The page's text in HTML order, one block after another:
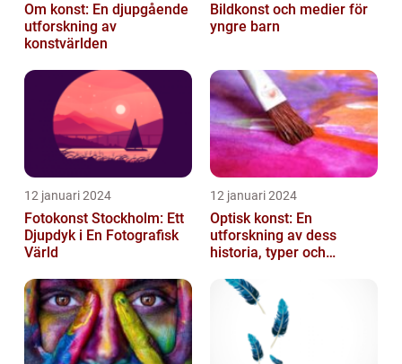
Om konst: En djupgående
utforskning av
konstvärlden
Bildkonst och medier för
yngre barn
12 januari 2024
Fotokonst Stockholm: Ett
Djupdyk i En Fotografisk
Värld
12 januari 2024
Optisk konst: En
utforskning av dess
historia, typer och